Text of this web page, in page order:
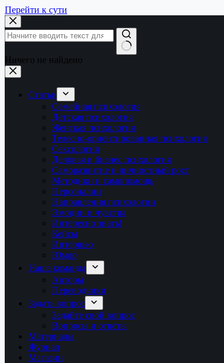
Перейти к сути
Ничего не найдено
Статьи
Семейная психология
Детская психология
Женская психология
Телесно-ориентированная психология
Сексология
Деловая и бизнес психология
Саморазвитие и личностный рост
Методики и самопомощь
Персоналии
Направления психологии
Эмоции и чувства
Интересно знать!
Кейсы
Интервью
Юмор
Наша команда
Авторы
Переводчики
Задать вопрос
Задайте свой вопрос
Вопросы и ответы
Материалы
Журнал
Магазин